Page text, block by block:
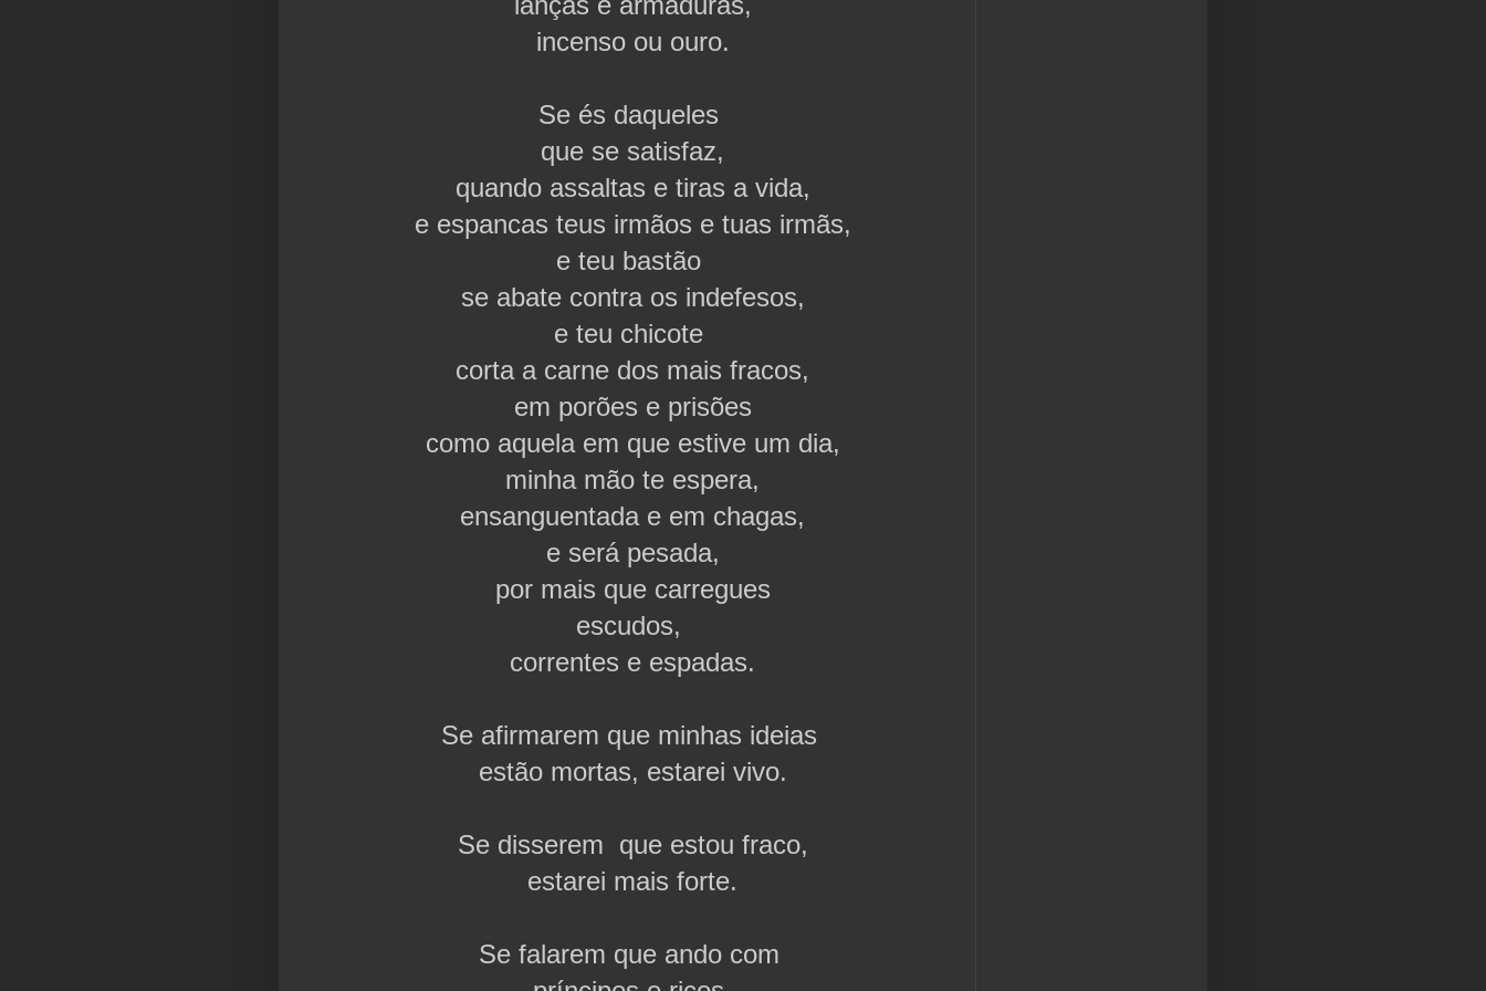
incenso ou ouro.
Se és daqueles
que se satisfaz,
quando assaltas e tiras a vida,
e espancas teus irmãos e tuas irmãs,
e teu bastão
se abate contra os indefesos,
e teu chicote
corta a carne dos mais fracos,
em porões e prisões
como aquela em que estive um dia,
minha mão te espera,
ensanguentada e em chagas,
e será pesada,
por mais que carregues
escudos,
correntes e espadas.
Se afirmarem que minhas ideias
estão mortas, estarei vivo.
Se disserem que estou fraco,
estarei mais forte.
Se falarem que ando com